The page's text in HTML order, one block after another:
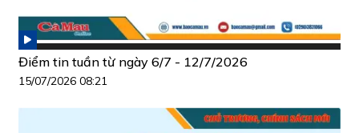
Điểm tin tuần từ ngày 6/7 - 12/7/2026
15/07/2026 08:21